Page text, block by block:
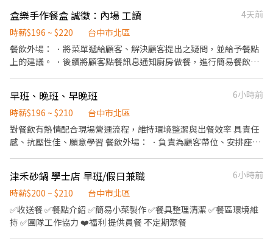
$30,100（配合加班約38,000） ➋ 小夜班：15:50-00:30 薪資：
$31,000+小夜班津貼$30/H 月約 $36,280（配合加班約45,000） ➌
大夜班：23:50 - 08:30 薪資：$31,000+大夜班津貼$48/H 薪資：
$39,448（配合加班約49,000） 📌大小夜班需在新夜班實習
個月：$6000、第三個月：$8000 📌配合加班誤餐費平日80元、假
日100元 =====⭐完善福利制度⭐===== ✅休假制度：週休二日、見
紅休 ✅享勞健保、勞退、團保、特休 ✅固定班別不輪班 ✅三節禮
金：端午、中秋、生日➡️每次$600 ✅介紹獎金：介紹朋友上班一位
獎金$500無上限 ✅免費汽機車位 ✅可預支薪資 ⭐久任獎金滿一個月
$1000 ⭐久任獎金滿三個月$3000 ⭐久任獎金滿六個月$3000 ⭐加班
慰勞獎金$2000/$4000 ╭────⚡應徵方式⚡────╮ 聯絡 陳
小姐✨ 預約面試： 應徵預約請點選加入➡️ https://lin.ee/UhImTD9
• 📞 電話： 0911-563-123 • 📲 𝐋𝐈𝐍𝐄： 搜尋帳號 @252fmefb
盒樂手作餐盒 誠徵：內場 工讀
4天前
時薪$196 ~ $220
台中市北區
餐飲外場： ．將菜單遞給顧客、解決顧客提出之疑問，並給予餐點
上的建議。 ．後續將顧客點餐訊息通知廚房做餐，進行簡易餐飲之
其他餐廳相關事務。 ．負責洗、剝、削、切各種食材。 ．負責清理
工作環境、設備和餐具。 ．準備不同餐點所需要的食材。 ．協助測
量食材的容量與重量。 ．負責擺盤、打包外帶服務。
早班、晚班、早晚班
6小時前
時薪$196 ~ $210
台中市北區
對餐飲有熱情配合現場營運流程，維持環境整潔與出餐效率 具責任
感、抗壓性佳、願意學習 餐飲外場： ．負責為顧客帶位、安排座
拾碗盤與清理環境。 ．並負責結帳、收銀等工作。 餐飲內場： ．處
理烹飪前與烹飪中之準備工作與其他餐廳相關事務。 ．負責清理工
作環境、設備和餐具。 ．準備不同餐點所需要的食材。 【工作時
段】 早班 10:00-14:00 晚班 18:00-22:00 16:30-24:00 早晚班 10:00-
津禾砂鍋 學士店 早班/假日兼職
6小時前
時薪$200 ~ $210
台中市北區
✅收送餐 ✅餐點介紹 ✅簡易小菜製作 ✅餐具整理清潔 ✅餐區環境維
持 ✅團隊工作協力 ❤️福利 提供員餐 不定期聚餐